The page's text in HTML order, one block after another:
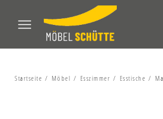
Startseite Möbel Esszimmer Esstische